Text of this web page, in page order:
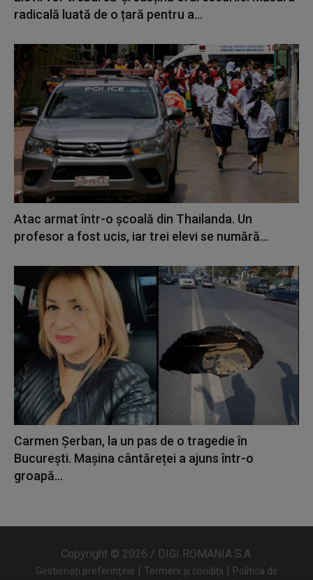
radicală luată de o țară pentru a...
Atac armat într-o școală din Thailanda. Un
profesor a fost ucis, iar trei elevi se numără...
Carmen Șerban, la un pas de o tragedie în
București. Mașina cântăreței a ajuns într-o
groapă...
Copyright © 2026 / DIGI ROMANIA S.A.
Gestionați preferințele Termeni și condiții
Politica de